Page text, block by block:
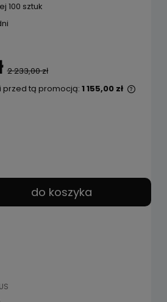
100 sztuk
2 233,00 zł
przed tą promocją: 1 155,00 zł
do koszyka